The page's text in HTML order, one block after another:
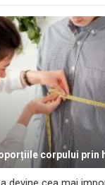
corpului prin